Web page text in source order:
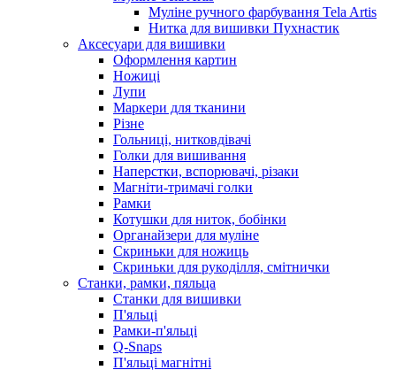
Муліне ручного фарбування Tela Artis
Нитка для вишивки Пухнастик
Аксесуари для вишивки
Оформлення картин
Ножиці
Лупи
Маркери для тканини
Різне
Гольниці, нитковдівачі
Голки для вишивання
Наперстки, вспорювачі, різаки
Магніти-тримачі голки
Рамки
Котушки для ниток, бобінки
Органайзери для муліне
Скриньки для ножиць
Скриньки для рукоділля, смітнички
Станки, рамки, пяльца
Станки для вишивки
П'яльці
Рамки-п'яльці
Q-Snaps
П'яльці магнітні